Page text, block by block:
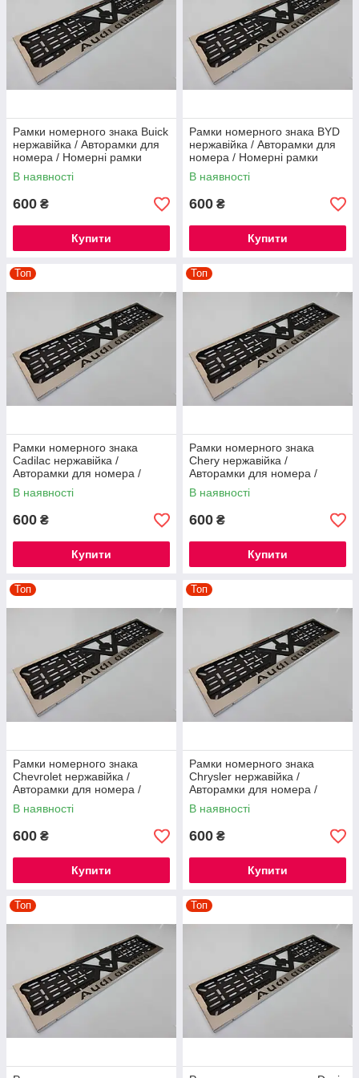
Рамки номерного знака Buick
нержавійка / Авторамки для
номера / Номерні рамки
нержавійка
В наявності
600 ₴
Купити
Рамки номерного знака BYD
нержавійка / Авторамки для
номера / Номерні рамки
нержавійка
В наявності
600 ₴
Купити
Топ
Рамки номерного знака
Cadilac нержавійка /
Авторамки для номера /
Номерні рамки нержавійка
В наявності
600 ₴
Купити
Топ
Рамки номерного знака
Chery нержавійка /
Авторамки для номера /
Номерні рамки нержавійка
В наявності
600 ₴
Купити
Топ
Рамки номерного знака
Chevrolet нержавійка /
Авторамки для номера /
Номерні рамки нержавійка
В наявності
600 ₴
Купити
Топ
Рамки номерного знака
Chrysler нержавійка /
Авторамки для номера /
Номерні рамки нержавійка
В наявності
600 ₴
Купити
Топ Топ